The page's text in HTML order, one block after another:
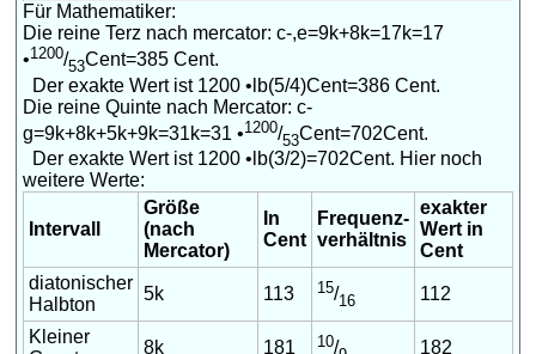
Für Mathematiker:
Die reine Terz nach mercator: c-,e=9k+8k=17k=17
•1200/53Cent=385 Cent.
Der exakte Wert ist 1200 •lb(5/4)Cent=386 Cent.
Die reine Quinte nach Mercator: c-
g=9k+8k+5k+9k=31k=31 •1200/53Cent=702Cent.
Der exakte Wert ist 1200 •lb(3/2)=702Cent. Hier noch
weitere Werte:
Intervall
Größe
(nach
Mercator)
In
Cent
Frequenz­
verhältnis
exakter
Wert in
Cent
diatonischer
Halbton
5k 113 15/16 112
Kleiner
8k 181 10/ 182